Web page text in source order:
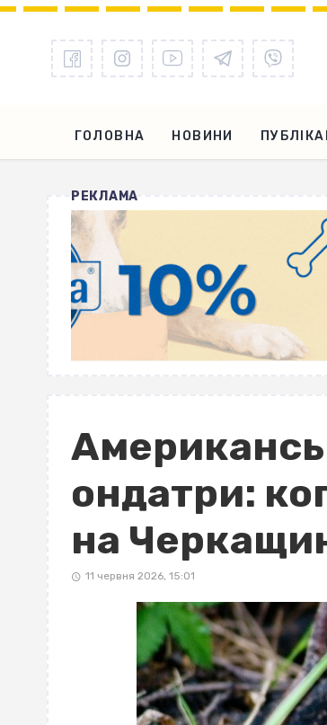
ГОЛОВНА НОВИНИ
РЕКЛАМА
ондатри:
на
11 червня 2026, 15:01